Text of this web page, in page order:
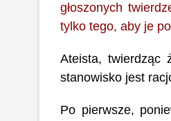
głoszonych
tylko tego, aby je
Ateista, twierdząc
stanowisko jest
Po pierwsze,